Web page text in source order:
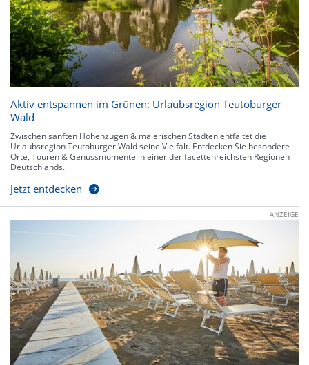
Aktiv entspannen im Grünen: Urlaubsregion Teutoburger
Wald
Zwischen sanften Höhenzügen & malerischen Städten entfaltet die
Urlaubsregion Teutoburger Wald seine Vielfalt. Entdecken Sie besondere
Orte, Touren & Genussmomente in einer der facettenreichsten Regionen
Deutschlands.
Jetzt entdecken
ANZEIGE